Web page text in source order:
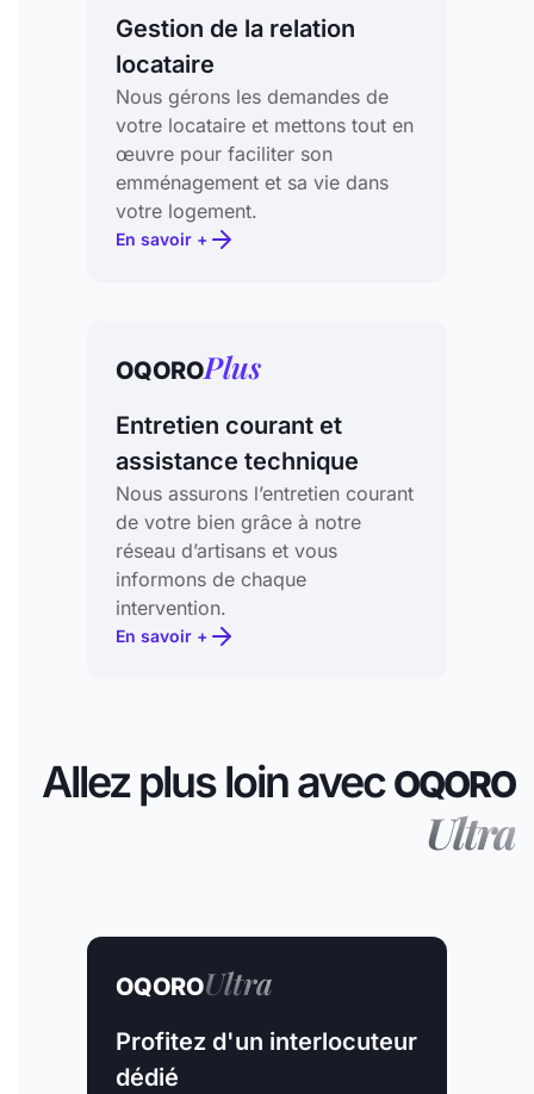
Gestion de la relation
locataire
Nous gérons les demandes de
votre locataire et mettons tout en
œuvre pour faciliter son
emménagement et sa vie dans
votre logement.
En savoir +
OQOROPlus
Entretien courant et
assistance technique
Nous assurons l’entretien courant
de votre bien grâce à notre
réseau d’artisans et vous
informons de chaque
intervention.
En savoir +
Allez plus loin avecOQORO
Ultra
OQOROUltra
Profitez d'un interlocuteur
dédié